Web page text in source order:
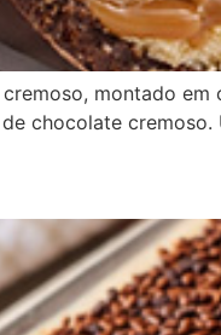
montado
chocolate